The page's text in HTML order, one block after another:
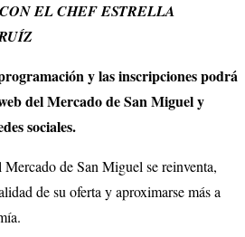
EL CHEF ESTRELLA
y las inscripciones podrá
del Mercado de San Miguel y
sociales.
de San Miguel se reinventa,
de su oferta y aproximarse más a